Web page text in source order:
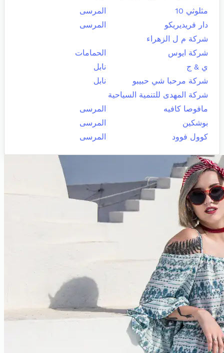
مثلوثي 10
المرسى
دار فريديريكو
المرسى
شركة م ل الزهراء
شركة ايوس
الحمامات
ي & ج
نابل
شركة مرحبا شي حبيبو
نابل
شركة المهدى للتنمية السياحية
مافوصا كافيه
المرسى
بوشكين
المرسى
كوول فوود
المرسى